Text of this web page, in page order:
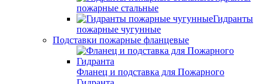
пожарные стальные
Гидранты
пожарные чугунные
Подставки пожарные фланцевые
Фланец и подставка для Пожарного